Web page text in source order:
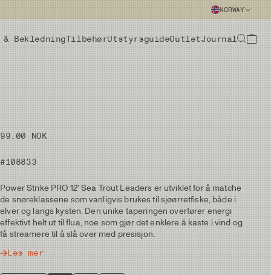
NORWAY
& BekledningTilbehørUtstyrsguideOutletJournal
99.00 NOK
#108833
Power Strike PRO 12' Sea Trout Leaders er utviklet for å matche
de snøreklassene som vanligvis brukes til sjøørretfiske, både i
elver og langs kysten. Den unike taperingen overfører energi
effektivt helt ut til flua, noe som gjør det enklere å kaste i vind og
få streamere til å slå over med presisjon.
Les mer